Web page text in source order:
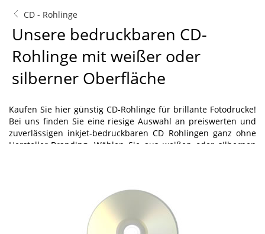
CD - Rohlinge
Unsere bedruckbaren CD-
Rohlinge mit weißer oder
silberner Oberfläche
Kaufen Sie hier günstig CD-Rohlinge für brillante Fotodrucke!
Bei uns finden Sie eine riesige Auswahl an preiswerten und
zuverlässigen inkjet-bedruckbaren CD Rohlingen ganz ohne
Hersteller-Branding. Wählen Sie aus weißen oder silbernen
Ein zusätzliches Highlight bieten wir Ihnen mit den
wasserfesten Rohlingen ... perfekter Druck - garantiert ohne
Verwischen oder Verblassen! Für die geprüfte Qualität der
CD-Rohlinge stehen namhafte Markenhersteller wie TAIYO